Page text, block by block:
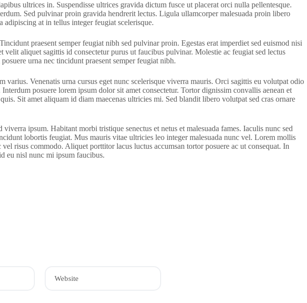
ultrices in. Suspendisse ultrices gravida dictum fusce ut placerat orci nulla pellentesque.
Sed pulvinar proin gravida hendrerit lectus. Ligula ullamcorper malesuada proin libero
at in tellus integer feugiat scelerisque.
praesent semper feugiat nibh sed pulvinar proin. Egestas erat imperdiet sed euismod nisi
aliquet sagittis id consectetur purus ut faucibus pulvinar. Molestie ac feugiat sed lectus
urna nec tincidunt praesent semper feugiat nibh.
Venenatis urna cursus eget nunc scelerisque viverra mauris. Orci sagittis eu volutpat odio
posuere lorem ipsum dolor sit amet consectetur. Tortor dignissim convallis aenean et
Sit amet aliquam id diam maecenas ultricies mi. Sed blandit libero volutpat sed cras ornare
ipsum. Habitant morbi tristique senectus et netus et malesuada fames. Iaculis nunc sed
lobortis feugiat. Mus mauris vitae ultricies leo integer malesuada nunc vel. Lorem mollis
risus commodo. Aliquet porttitor lacus luctus accumsan tortor posuere ac ut consequat. In
eu nisl nunc mi ipsum faucibus.
Website